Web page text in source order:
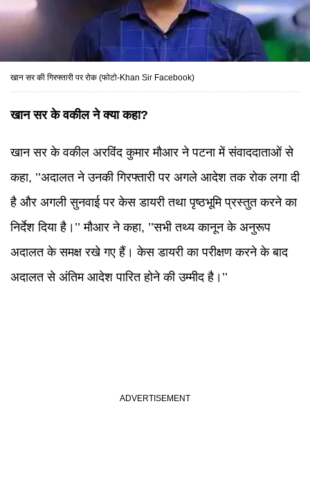
खान सर की गिरफ्तारी पर रोक (फोटो-Khan Sir Facebook)
खान सर के वकील ने क्या कहा?
खान सर के वकील अरविंद कुमार मौआर ने पटना में संवाददाताओं से
कहा, ’’अदालत ने उनकी गिरफ्तारी पर अगले आदेश तक रोक लगा दी
है और अगली सुनवाई पर केस डायरी तथा पृष्ठभूमि प्रस्तुत करने का
निर्देश दिया है।’’ मौआर ने कहा, ’’सभी तथ्य कानून के अनुरूप
अदालत के समक्ष रखे गए हैं। केस डायरी का परीक्षण करने के बाद
अदालत से अंतिम आदेश पारित होने की उम्मीद है।’’